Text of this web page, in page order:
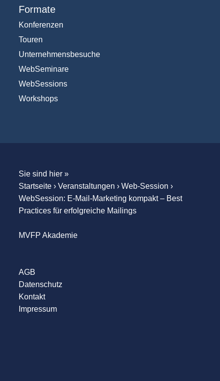
Formate
Konferenzen
Touren
Unternehmensbesuche
WebSeminare
WebSessions
Workshops
Sie sind hier »
Startseite› Veranstaltungen › Web-Session ›
WebSession: E-Mail-Marketing kompakt – Best
Practices für erfolgreiche Mailings
MVFP Akademie
AGB
Datenschutz
Kontakt
Impressum